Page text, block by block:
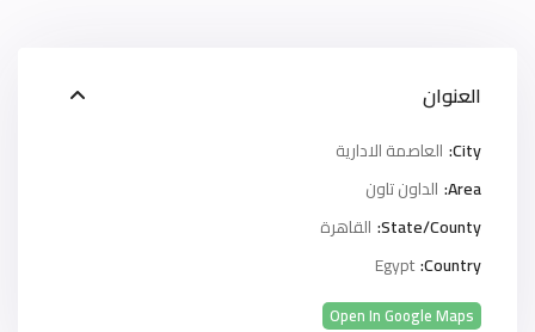
العنوان
City: العاصمة الادارية
Area: الداون تاون
State/County: القاهرة
Country:
Egypt
Open In Google Maps